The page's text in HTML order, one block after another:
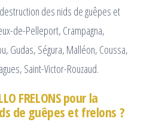
des nids de guêpes et
de-Pelleport, Crampagna,
Gudas, Ségura, Malléon, Coussa,
Saint-Victor-Rouzaud.
FRELONS pour la
de guêpes et frelons ?